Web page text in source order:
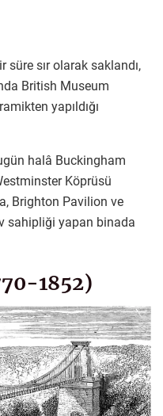
sır olarak saklandı,
British Museum
yapıldığı
halâ Buckingham
Köprüsü
Brighton Pavilion ve
sahipliği yapan binada
1852)